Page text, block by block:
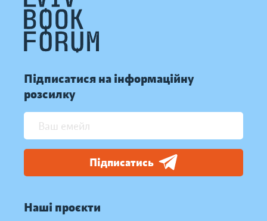
Підписатися на інформаційну
розсилку
Підписатись
Наші проєкти